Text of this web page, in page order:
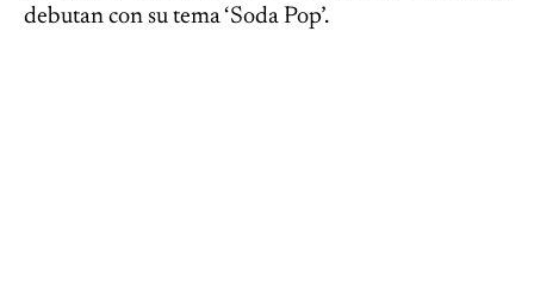
debutan con su tema ‘Soda Pop’.